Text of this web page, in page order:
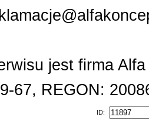
jest firma
67, REGON:
ID: